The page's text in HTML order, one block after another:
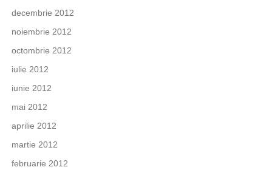
decembrie 2012
noiembrie 2012
octombrie 2012
iulie 2012
iunie 2012
mai 2012
aprilie 2012
martie 2012
februarie 2012